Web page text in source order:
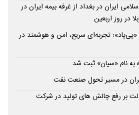
ایران در بغداد از غرفه بیمه ایران در
در روز اربعین
تجربه‌ای سریع، امن و هوشمند در
به نام «سیان» ثبت شد
در مسیر تحول صنعت نفت
بر رفع چالش های تولید در شرکت